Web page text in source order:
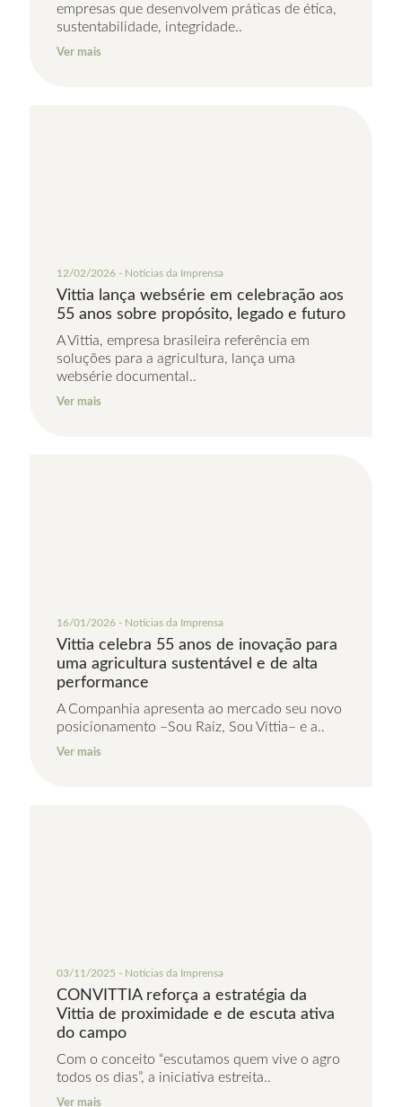
empresas que desenvolvem práticas de ética,
sustentabilidade, integridade..
Ver mais
12/02/2026 - Notícias da Imprensa
Vittia lança websérie em celebração aos
55 anos sobre propósito, legado e futuro
A Vittia, empresa brasileira referência em
soluções para a agricultura, lança uma
websérie documental..
Ver mais
16/01/2026 - Notícias da Imprensa
Vittia celebra 55 anos de inovação para
uma agricultura sustentável e de alta
performance
A Companhia apresenta ao mercado seu novo
posicionamento –Sou Raiz, Sou Vittia– e a..
Ver mais
03/11/2025 - Notícias da Imprensa
CONVITTIA reforça a estratégia da
Vittia de proximidade e de escuta ativa
do campo
Com o conceito “escutamos quem vive o agro
todos os dias”, a iniciativa estreita..
Ver mais